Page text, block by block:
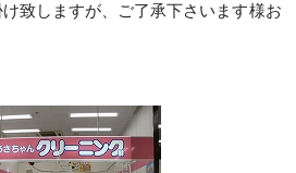
致しますが、ご了承下さいます様お